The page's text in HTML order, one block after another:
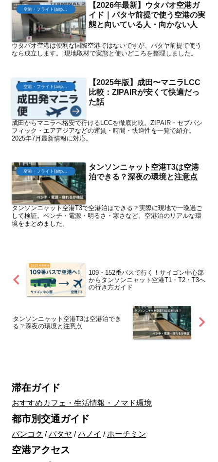
【2026年最新】ウタパオ空港ガ
イド｜パタヤ前提で使う空港の実
態と向いている人・向かない人
ウタパオ空港は便利な国際空港ではないですが、パタヤ前提で使う
なら成立します。 現地取材で実態と使いどころを整理しました。
【2025年版】成田〜マニラLCC
比較：ZIPAIRが安くて快適だっ
た話
成田からマニラへ格安で行けるLCCを徹底比較。ZIPAIR・セブパシ
フィック・エアアジアなどの運賃・時間・快適性を一覧で紹介。
2025年7月最新情報に対応。
空港・フライト(airport)
タンソンニャット空港T3は空港
泊できる？深夜の環境と注意点
タンソンニャット空港T3で空港泊はできる？実際に現地で一晩過ご
して検証。ベンチ・電源・明るさ・寒さなど、空港泊のリアルな環
境をまとめました。
109・152番バスで行く！サイゴン中心部
からタンソンニャット空港T1・T2・T3へ
の行き方ガイド
タンソンニャット空港T3は空港泊でき
る？深夜の環境と注意点
滞在ガイド
おすすめカフェ・生活情報・ノマド環境
都市別交通ガイド
バンコク /パタヤ /ハノイ / ホーチミン
空港アクセス